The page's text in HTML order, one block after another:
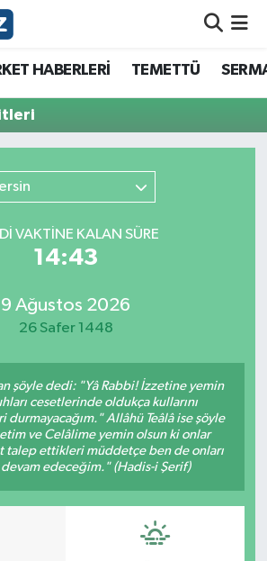
HABERLERİ TEMETTÜ
VAKTİNE KALAN SÜRE
14:43
9 Ağustos 2026
26 Safer 1448
şöyle dedi: "Yâ Rabbi! İzzetine yemin
cesetlerinde oldukça kullarını
durmayacağım." Allâhü Teâlâ ise şöyle
ve Celâlime yemin olsun ki onlar
talep ettikleri müddetçe ben de onları
edeceğim." (Hadis-i Şerif)